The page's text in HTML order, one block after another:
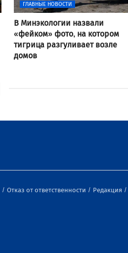
ГЛАВНЫЕ НОВОСТИ
В Минэкологии назвали
«фейком» фото, на котором
тигрица разгуливает возле
домов
Отказ от ответственности Редакция